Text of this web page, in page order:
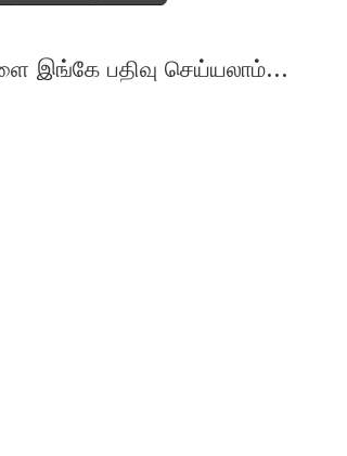
இங்கே பதிவு செய்யலாம்...